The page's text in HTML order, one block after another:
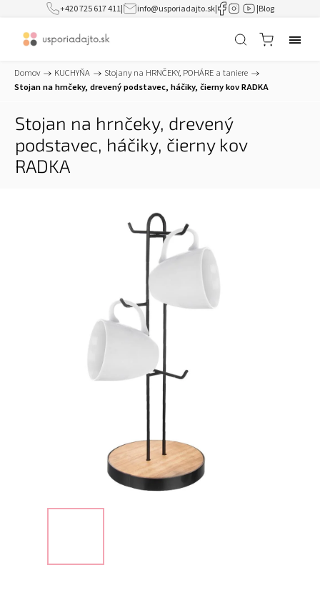
+420 725 617 411| info@usporiadajto.sk| |Blog
Domov / KUCHYŇA / Stojany na HRNČEKY, POHÁRE a taniere /
Stojan na hrnčeky, drevený podstavec, háčiky, čierny kov RADKA
Stojan na hrnčeky, drevený
podstavec, háčiky, čierny kov
RADKA